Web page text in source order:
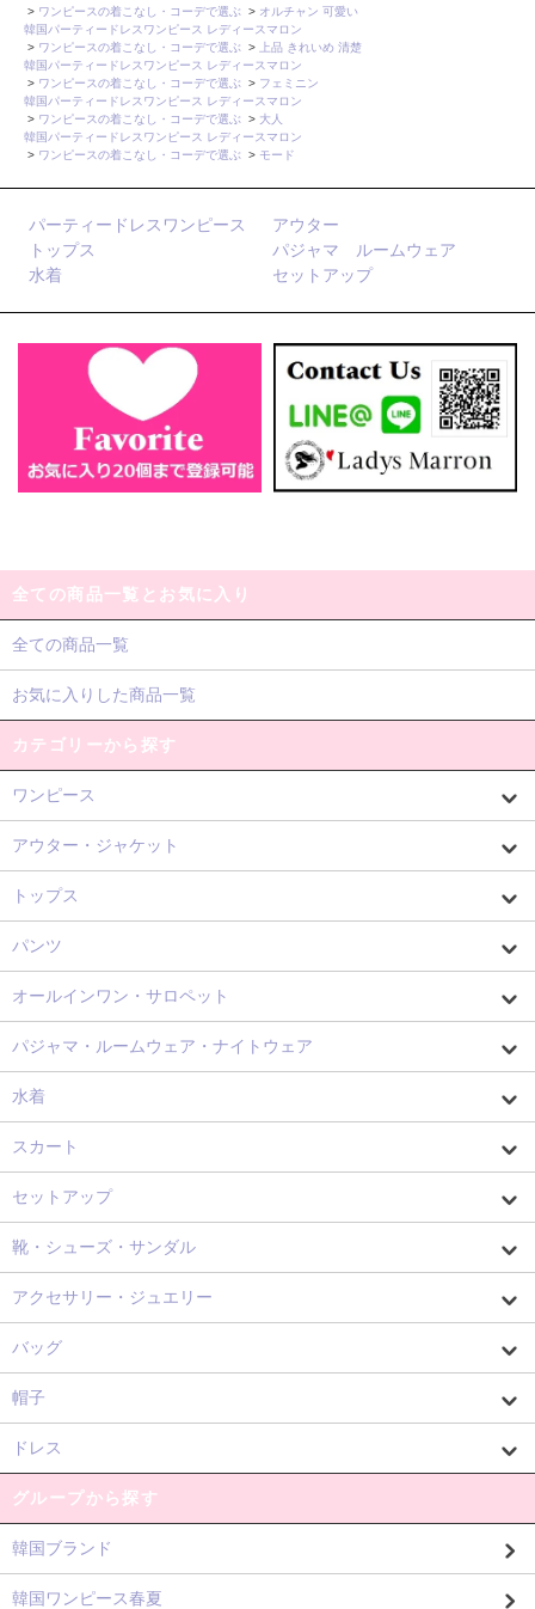
> ワンピースの着こなし・コーデで選ぶ > オルチャン 可愛い
韓国パーティードレスワンピース レディースマロン
> ワンピースの着こなし・コーデで選ぶ >
上品 きれいめ 清楚
韓国パーティードレスワンピース レディースマロン
> ワンピースの着こなし・コーデで選ぶ > フェミニン
韓国パーティードレスワンピース レディースマロン
> ワンピースの着こなし・コーデで選ぶ > 大人
韓国パーティードレスワンピース レディースマロン
> ワンピースの着こなし・コーデで選ぶ > モード
パーティードレスワンピース
アウター
トップス
パジャマ ルームウェア
水着
セットアップ
全ての商品一覧とお気に入り
全ての商品一覧
お気に入りした商品一覧
カテゴリーから探す
ワンピース
アウター・ジャケット
トップス
パンツ
オールインワン・サロペット
パジャマ・ルームウェア・ナイトウェア
水着
スカート
セットアップ
靴・シューズ・サンダル
アクセサリー・ジュエリー
バッグ
帽子
ドレス
グループから探す
韓国ブランド
韓国ワンピース春夏